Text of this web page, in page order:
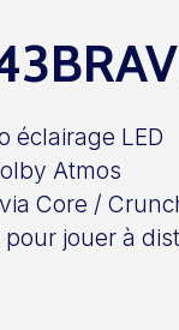
éclairage LED
Atmos
Core /
pour jouer à